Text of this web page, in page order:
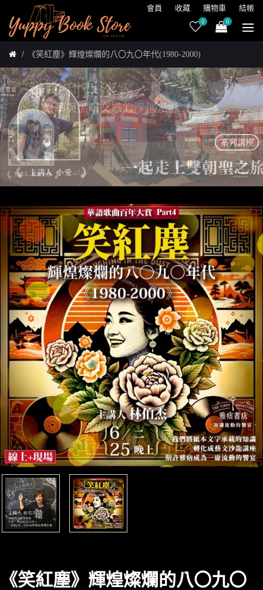
會員 收藏 購物車 結帳
0 0
《笑紅塵》輝煌燦爛的八〇九〇年代(1980-2000)
《笑紅塵》輝煌燦爛的八〇九〇